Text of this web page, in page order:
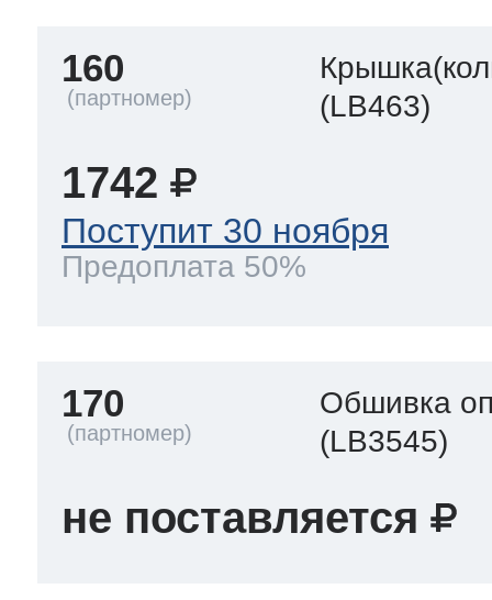
160
(LB463)
1742
Поступит 30 ноября
Предоплата 50%
170
Обшивка
(LB3545)
не поставляется